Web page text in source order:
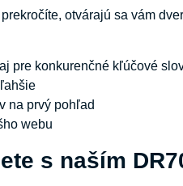
otvárajú sa vám
pre konkurenčné kľúčové
na prvý pohľad
webu
s naším